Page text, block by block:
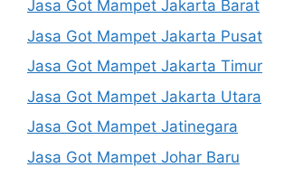
Jasa Got Mampet Jakarta Barat
Jasa Got Mampet Jakarta Pusat
Jasa Got Mampet Jakarta Timur
Jasa Got Mampet Jakarta Utara
Jasa Got Mampet Jatinegara
Jasa Got Mampet Johar Baru